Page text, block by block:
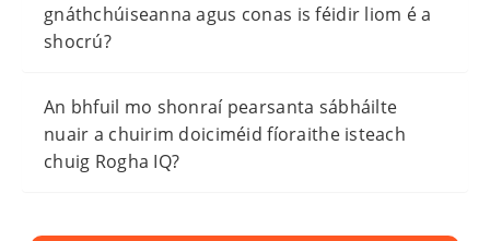
gnáthchúiseanna agus conas is féidir liom é a
shocrú?
An bhfuil mo shonraí pearsanta sábháilte
nuair a chuirim doiciméid fíoraithe isteach
chuig Rogha IQ?